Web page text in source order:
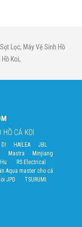
Sọt Lọc, Máy Vệ Sinh Hồ
Koi,
CÁ KOI
HAILEA
JBL
Mastra
Minjiang
RS Electrical
Aqua master cho cá
JPD
TSURUMI